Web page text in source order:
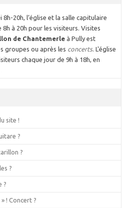
8h-20h, l’église et la salle capitulaire
à 20h pour les visiteurs. Visites
de Chantemerleà Pully est
groupes ou après les concerts. L'église
chaque jour de 9h à 18h, en
site !
?
?
?
?
! Concert ?